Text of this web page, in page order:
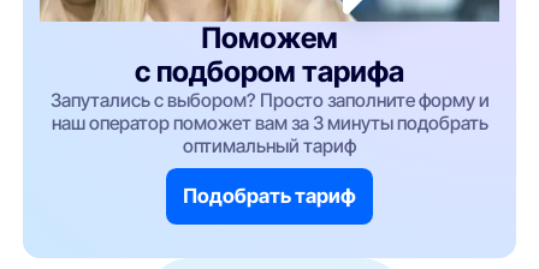
Поможем
с подбором тарифа
Запутались с выбором? Просто заполните форму и
наш оператор поможет вам за 3 минуты подобрать
оптимальный тариф
Подобрать тариф